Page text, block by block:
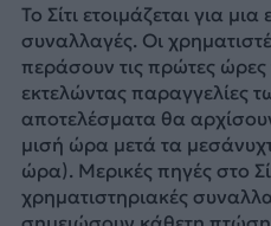
Το Σίτι ετοιμάζεται για
συναλλαγές. Οι
περάσουν τις πρώτες
εκτελώντας παραγγελίες
αποτελέσματα θα
μισή ώρα μετά τα
ώρα). Μερικές πηγές στο
χρηματιστηριακές